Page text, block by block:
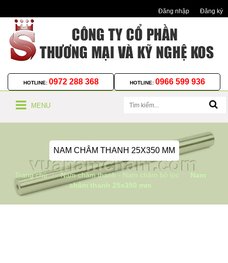
Đăng nhập Đăng ký
HOTLINE: 0972 288 368 HOTLINE: 0966 599 936
MENU
NAM CHÂM THANH 25X350 MM
Trang chủ Nam châm thanh - Nam châm bộ lọc
Nam
châm thanh 25x350 mm